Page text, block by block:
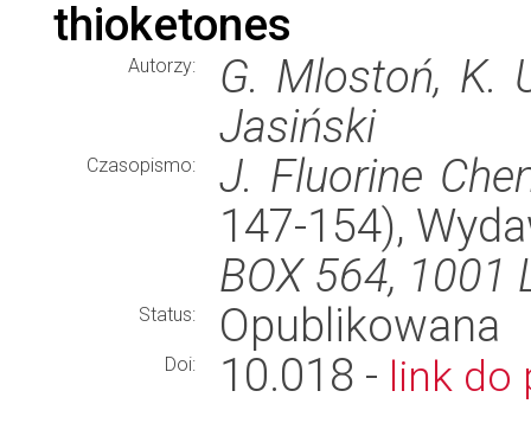
thioketones
Autorzy:
G. Mlostoń, K.
Jasiński
Czasopismo:
J. Fluorine
147-154),
BOX 564, 1001
Status: Opublikowana
Doi: 10.018 - link do